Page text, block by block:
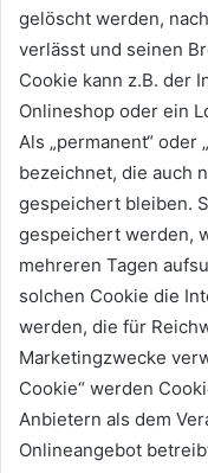
gelöscht werden,
verlässt und seinen
Cookie kann z.B. der
Onlineshop oder ein
Als „permanent“ oder
bezeichnet, die auch
gespeichert bleiben.
gespeichert werden,
mehreren Tagen
solchen Cookie die
werden, die für
Marketingzwecke
Cookie“ werden
Anbietern als dem
Onlineangebot